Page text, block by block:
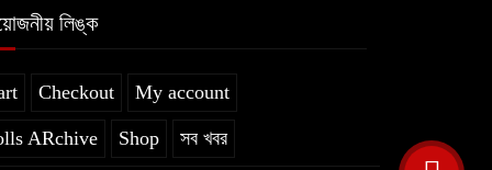
লিঙ্ক
Checkout My account
ARchive Shop সব খবর